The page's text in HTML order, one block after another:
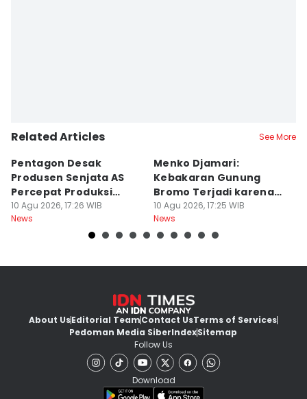
Related Articles See More
Pentagon Desak
Produsen Senjata AS
Percepat Produksi
Amunisi
10 Agu 2026, 17:26 WIB
News
Menko Djamari:
Kebakaran Gunung
Bromo Terjadi karena
Human Error
10 Agu 2026, 17:25 WIB
News
About UsEditorial TeamContact UsTerms of Services
Pedoman Media SiberIndexSitemap
Follow Us
Download